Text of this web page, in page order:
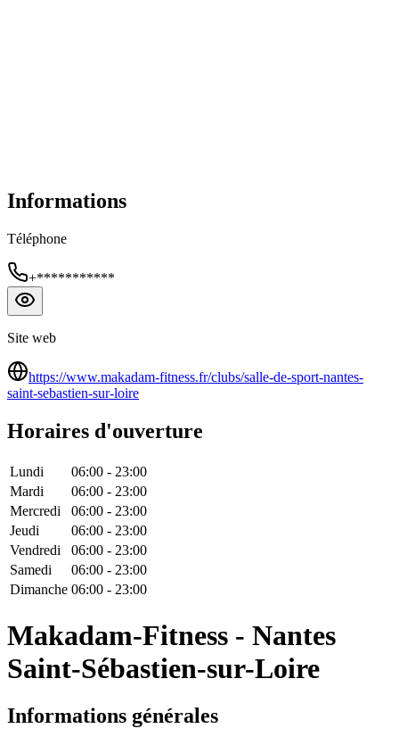
Informations
Téléphone
+***********
Site web
https://www.makadam-fitness.fr/clubs/salle-de-sport-nantes-
saint-sebastien-sur-loire
Horaires d'ouverture
Lundi 06:00 - 23:00
Mardi
06:00 - 23:00
Mercredi
06:00 - 23:00
Jeudi
06:00 - 23:00
Vendredi
06:00 - 23:00
Samedi
06:00 - 23:00
Dimanche 06:00 - 23:00
Makadam-Fitness - Nantes
Saint-Sébastien-sur-Loire
Informations générales